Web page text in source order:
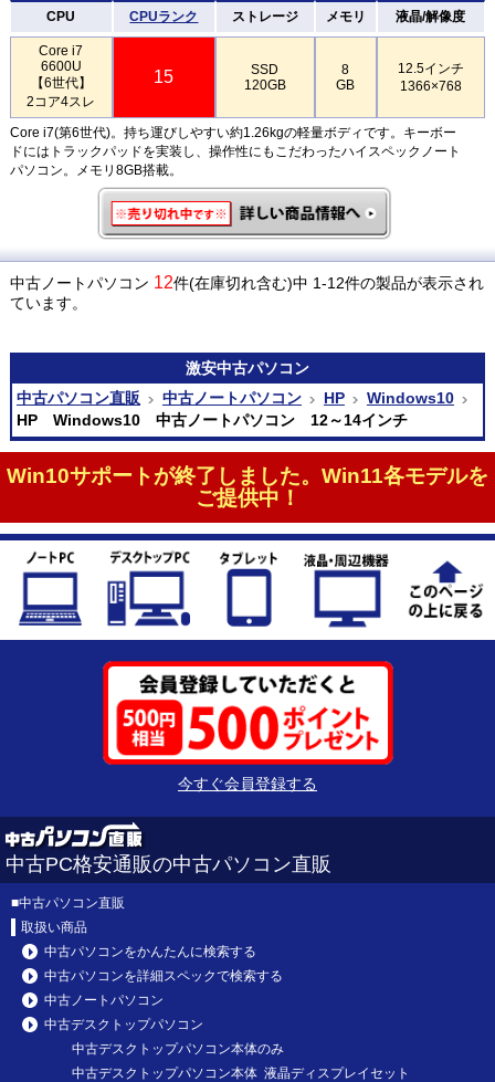
CPU CPUランク ストレージ メモリ 液晶/解像度
Core i7
6600U
【6世代】
2コア4スレ
15
SSD
120GB
8
GB
12.5インチ
1366×768
Core i7(第6世代)。持ち運びしやすい約1.26kgの軽量ボディです。キーボー
ドにはトラックパッドを実装し、操作性にもこだわったハイスペックノート
パソコン。メモリ8GB搭載。
中古ノートパソコン 12件(在庫切れ含む)中 1-12件の製品が表示され
ています。
激安中古パソコン
中古パソコン直販
中古ノートパソコン HP
Windows10
HP Windows10 中古ノートパソコン 12～14インチ
Win10サポートが終了しました。Win11各モデルを
ご提供中！
今すぐ会員登録する
中古PC格安通販の中古パソコン直販
■中古パソコン直販
取扱い商品
中古パソコンをかんたんに検索する
中古パソコンを詳細スペックで検索する
中古ノートパソコン
中古デスクトップパソコン
中古デスクトップパソコン本体のみ
中古デスクトップパソコン本体 液晶ディスプレイセット